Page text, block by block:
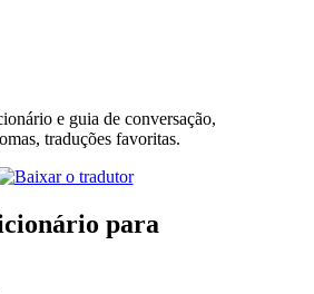
e guia de conversação,
traduções favoritas.
para